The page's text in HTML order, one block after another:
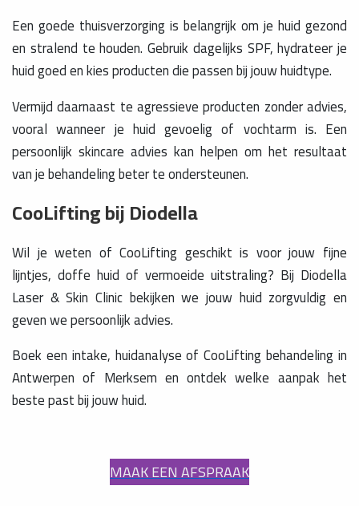
Een goede thuisverzorging is belangrijk om je huid gezond
en stralend te houden. Gebruik dagelijks SPF, hydrateer je
huid goed en kies producten die passen bij jouw huidtype.
Vermijd daarnaast te agressieve producten zonder advies,
vooral wanneer je huid gevoelig of vochtarm is. Een
persoonlijk skincare advies kan helpen om het resultaat
van je behandeling beter te ondersteunen.
CooLifting bij Diodella
Wil je weten of CooLifting geschikt is voor jouw fijne
lijntjes, doffe huid of vermoeide uitstraling? Bij Diodella
Laser & Skin Clinic bekijken we jouw huid zorgvuldig en
geven we persoonlijk advies.
Boek een intake, huidanalyse of CooLifting behandeling in
Antwerpen of Merksem en ontdek welke aanpak het
beste past bij jouw huid.
MAAK EEN AFSPRAAK